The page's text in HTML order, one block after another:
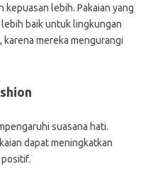
lebih. Pakaian yang
baik untuk lingkungan
mereka mengurangi
suasana hati.
dapat meningkatkan